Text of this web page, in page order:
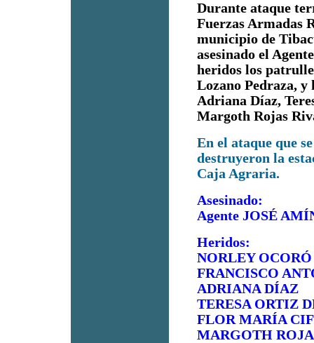
Durante ataque
Fuerzas Armadas
municipio de
asesinado el
heridos los
Lozano Pedraza,
Adriana Díaz,
Margoth Rojas
En el ataque que
destruyeron la
Caja Agraria.
Asesinado:
Agente JOSÉ
Heridos:
NORLEY
FRANCISCO
ADRIANA DÍAZ
TERESA ORTIZ
FLOR MARÍA
MARGOTH